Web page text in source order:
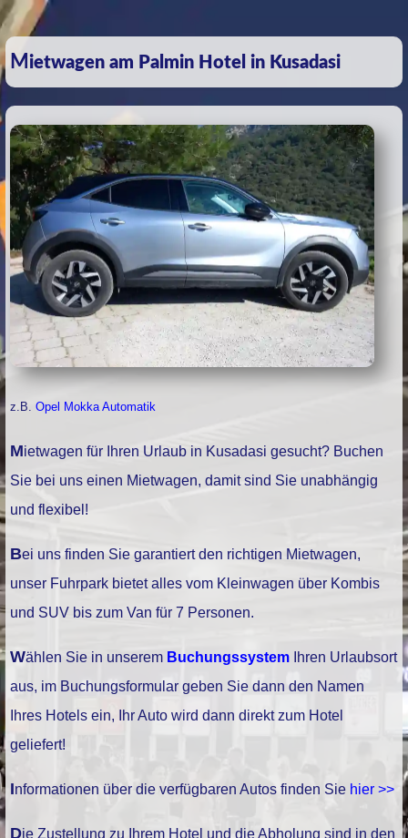
Mietwagen am Palmin Hotel in Kusadasi
z.B.Opel Mokka Automatik
Mietwagen für Ihren Urlaub in Kusadasi gesucht? Buchen
Sie bei uns einen Mietwagen, damit sind Sie unabhängig
und flexibel!
Bei uns finden Sie garantiert den richtigen Mietwagen,
unser Fuhrpark bietet alles vom Kleinwagen über Kombis
und SUV bis zum Van für 7 Personen.
Wählen Sie in unserem Buchungssystem Ihren Urlaubsort
aus, im Buchungsformular geben Sie dann den Namen
Ihres Hotels ein, Ihr Auto wird dann direkt zum Hotel
geliefert!
Informationen über die verfügbaren Autos finden Sie hier >>
Die Zustellung zu Ihrem Hotel und die Abholung sind in den